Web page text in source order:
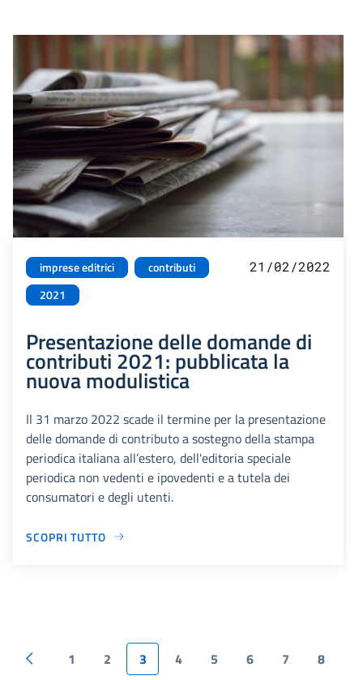
imprese editrici
contributi
2021
21/02/2022
Presentazione delle domande di
contributi 2021: pubblicata la
nuova modulistica
Il 31 marzo 2022 scade il termine per la presentazione
delle domande di contributo a sostegno della stampa
periodica italiana all’estero, dell'editoria speciale
periodica non vedenti e ipovedenti e a tutela dei
consumatori e degli utenti.
SCOPRI TUTTO
1 2 3 4 5 6 7 8